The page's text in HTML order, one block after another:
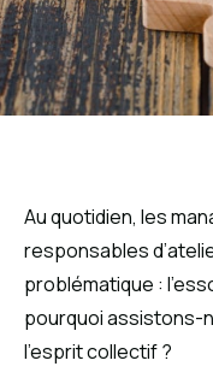
Au quotidien, les
responsables
problématique :
pourquoi assistons-
l’esprit collectif ?